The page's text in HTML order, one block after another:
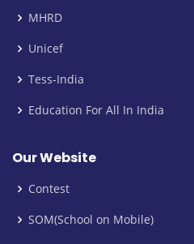
MHRD
Unicef
Tess-India
Education For All In India
Our Website
Contest
SOM(School on Mobile)